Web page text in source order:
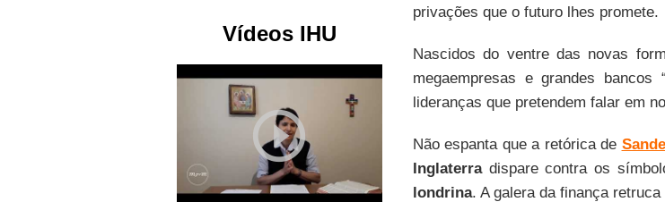
Vídeos IHU
play_circle_outline
privações que o futuro lhes promete.
Nascidos do ventre das novas
megaempresas e grandes bancos
lideranças que pretendem falar em
Não espanta que a retórica de
Inglaterradispare contra os
londrina. A galera da finança